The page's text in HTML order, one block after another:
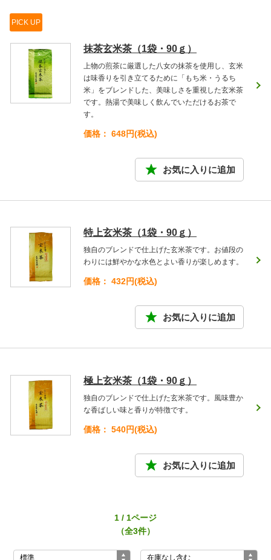
PICK UP
抹茶玄米茶（1袋・90ｇ）
上物の煎茶に厳選した八女の抹茶を使用し、玄米
は味香りを引き立てるために「もち米・うるち
米」をブレンドした、美味しさを重視した玄米茶
です。熱湯で美味しく飲んでいただけるお茶で
す。
価格： 648円(税込)
特上玄米茶（1袋・90ｇ）
独自のブレンドで仕上げた玄米茶です。お値段の
わりには鮮やかな水色とよい香りが楽しめます。
価格： 432円(税込)
極上玄米茶（1袋・90ｇ）
独自のブレンドで仕上げた玄米茶です。風味豊か
な香ばしい味と香りが特徴です。
価格： 540円(税込)
1 / 1ページ
（全3件）